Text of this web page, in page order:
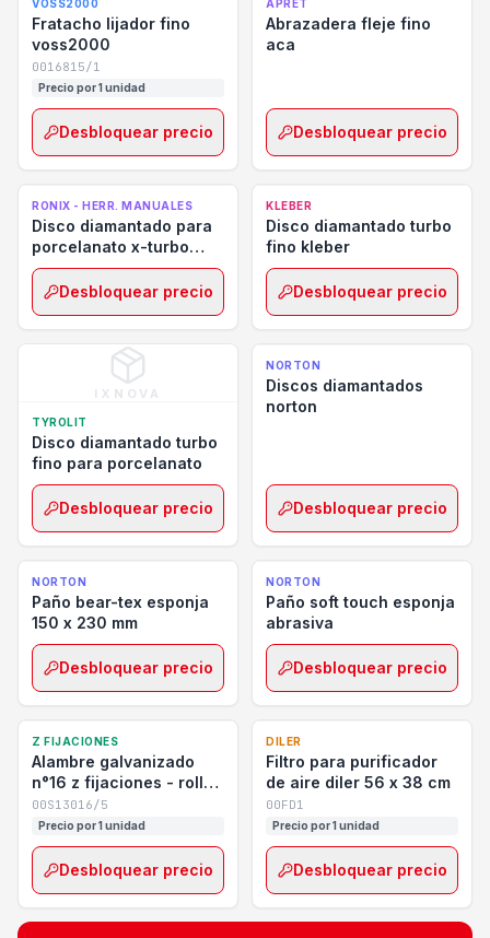
VOSS2000
Fratacho lijador fino
voss2000
0016815/1
Precio por 1 unidad
Desbloquear precio
APRET
Abrazadera fleje fino
aca
Desbloquear precio
RONIX - HERR. MANUALES
Disco diamantado para
porcelanato x-turbo
ronix
Desbloquear precio
KLEBER
Disco diamantado turbo
fino kleber
Desbloquear precio
IXNOVA
TYROLIT
Disco diamantado turbo
fino para porcelanato
Desbloquear precio
NORTON
Discos diamantados
norton
Desbloquear precio
NORTON
Paño bear-tex esponja
150 x 230 mm
Desbloquear precio
NORTON
Paño soft touch esponja
abrasiva
Desbloquear precio
Z FIJACIONES
Alambre galvanizado
n°16 z fijaciones - rollo 1
kg
00S13016/5
Precio por 1 unidad
Desbloquear precio
DILER
Filtro para purificador
de aire diler 56 x 38 cm
00FD1
Precio por 1 unidad
Desbloquear precio